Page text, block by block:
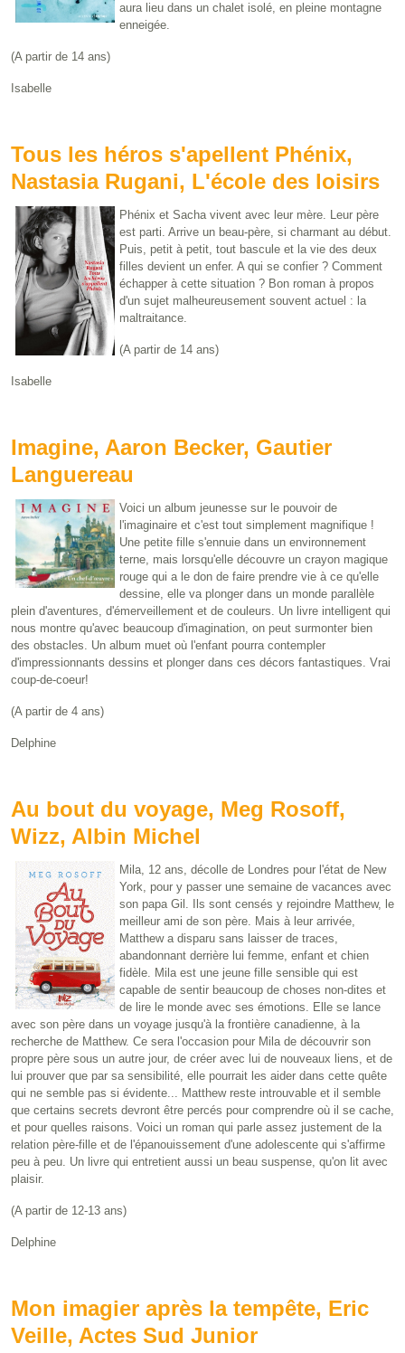
aura lieu dans un chalet isolé, en pleine montagne
enneigée.
(A partir de 14 ans)
Isabelle
Tous les héros s'apellent Phénix,
Nastasia Rugani, L'école des loisirs
Phénix et Sacha vivent avec leur mère. Leur père
est parti. Arrive un beau-père, si charmant au début.
Puis, petit à petit, tout bascule et la vie des deux
filles devient un enfer. A qui se confier ? Comment
échapper à cette situation ? Bon roman à propos
d'un sujet malheureusement souvent actuel : la
maltraitance.
(A partir de 14 ans)
Isabelle
Imagine, Aaron Becker, Gautier
Languereau
Voici un album jeunesse sur le pouvoir de
l'imaginaire et c'est tout simplement magnifique !
Une petite fille s'ennuie dans un environnement
terne, mais lorsqu'elle découvre un crayon magique
rouge qui a le don de faire prendre vie à ce qu'elle
dessine, elle va plonger dans un monde parallèle
plein d'aventures, d'émerveillement et de couleurs. Un livre intelligent qui
nous montre qu'avec beaucoup d'imagination, on peut surmonter bien
des obstacles. Un album muet où l'enfant pourra contempler
d'impressionnants dessins et plonger dans ces décors fantastiques. Vrai
coup-de-coeur!
(A partir de 4 ans)
Delphine
Au bout du voyage, Meg Rosoff,
Wizz, Albin Michel
Mila, 12 ans, décolle de Londres pour l'état de New
York, pour y passer une semaine de vacances avec
son papa Gil. Ils sont censés y rejoindre Matthew, le
meilleur ami de son père. Mais à leur arrivée,
Matthew a disparu sans laisser de traces,
abandonnant derrière lui femme, enfant et chien
fidèle. Mila est une jeune fille sensible qui est
capable de sentir beaucoup de choses non-dites et
de lire le monde avec ses émotions. Elle se lance
avec son père dans un voyage jusqu'à la frontière canadienne, à la
recherche de Matthew. Ce sera l'occasion pour Mila de découvrir son
propre père sous un autre jour, de créer avec lui de nouveaux liens, et de
lui prouver que par sa sensibilité, elle pourrait les aider dans cette quête
qui ne semble pas si évidente... Matthew reste introuvable et il semble
que certains secrets devront être percés pour comprendre où il se cache,
et pour quelles raisons. Voici un roman qui parle assez justement de la
relation père-fille et de l'épanouissement d'une adolescente qui s'affirme
peu à peu. Un livre qui entretient aussi un beau suspense, qu'on lit avec
plaisir.
(A partir de 12-13 ans)
Delphine
Mon imagier après la tempête, Eric
Veille, Actes Sud Junior